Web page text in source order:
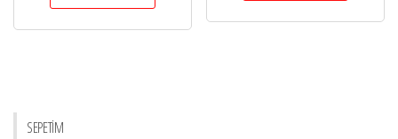
SEPETİM